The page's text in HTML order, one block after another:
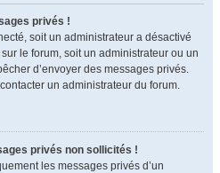
privés !
soit un administrateur a désactivé
le forum, soit un administrateur ou un
d’envoyer des messages privés.
un administrateur du forum.
privés non sollicités !
les messages privés d’un